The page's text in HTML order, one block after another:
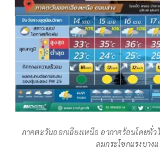
ภาคตะวันออกเฉียงเหนือ อากาศร้อนโดยทั่
ลมกระโชกแรงบาง